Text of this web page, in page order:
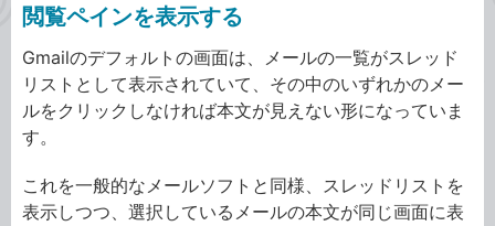
閲覧ペインを表示する
Gmailのデフォルトの画面は、メールの一覧がスレッド
リストとして表示されていて、その中のいずれかのメー
ルをクリックしなければ本文が見えない形になっていま
す。
これを一般的なメールソフトと同様、スレッドリストを
表示しつつ、選択しているメールの本文が同じ画面に表